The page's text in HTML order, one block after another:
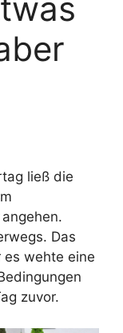
ließ die
Das
es wehte eine
zuvor.